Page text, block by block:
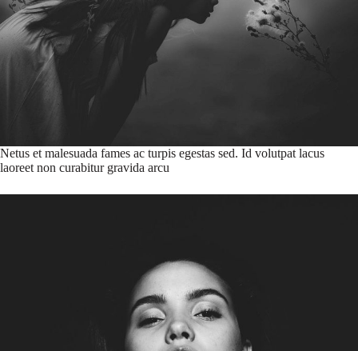
Netus et malesuada fames ac turpis egestas sed. Id volutpat lacus
laoreet non curabitur gravida arcu